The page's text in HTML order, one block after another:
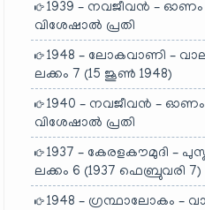
1939 – നവജീവൻ – ഓണം
വിശേഷാൽ പ്രതി
1948 – ലോകവാണി –
ലക്കം 7 (15 ജൂൺ 1948)
1940 – നവജീവൻ – ഓണം
വിശേഷാൽ പ്രതി
1937 – കേരളകൗമുദി –
ലക്കം 6 (1937 ഫെബ്രുവരി 7)
1948 – ഗ്രന്ഥാലോകം –